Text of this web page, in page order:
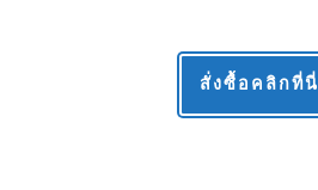
สั่งซื้อคลิกที่นี่